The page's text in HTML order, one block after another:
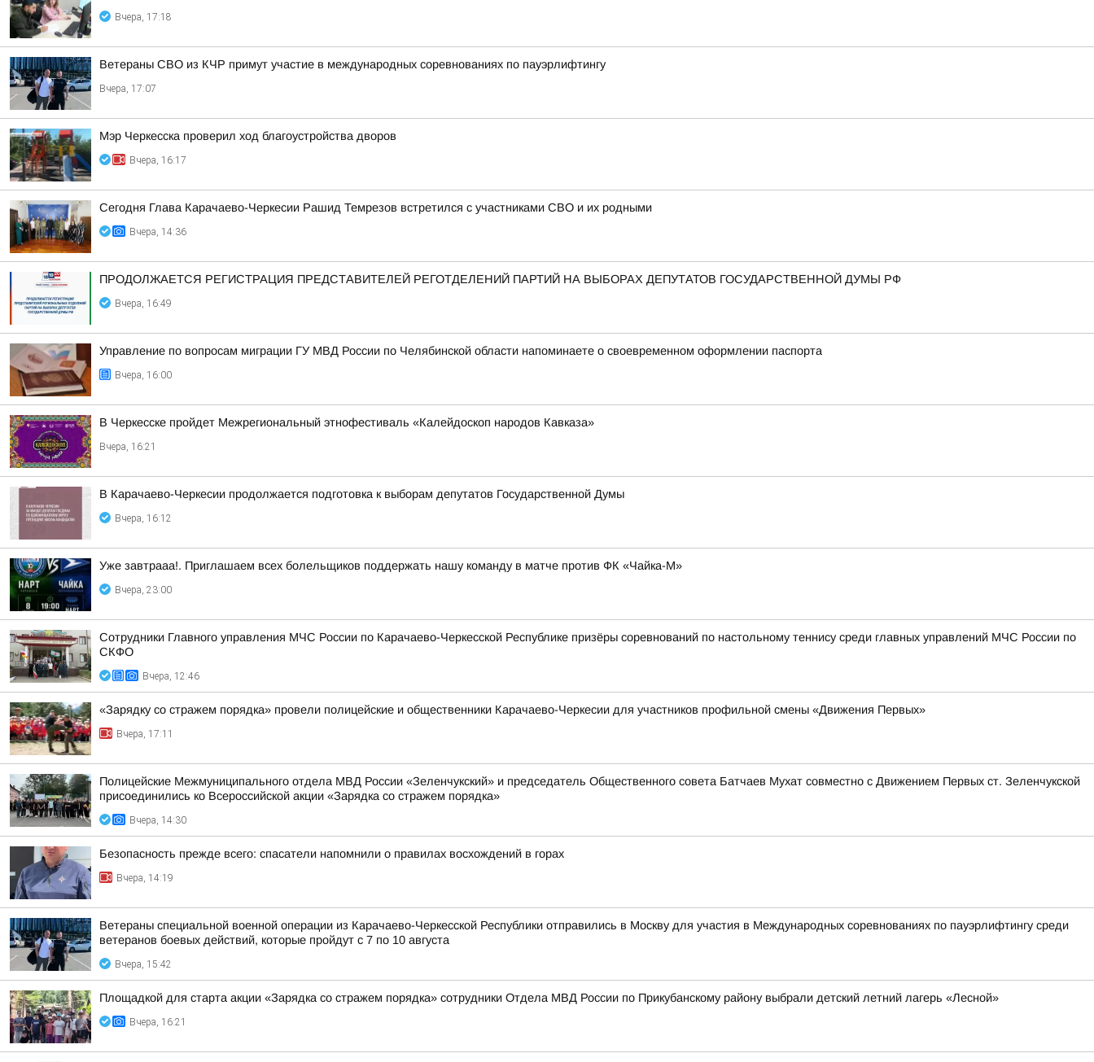
Вчера, 17:18
Ветераны СВО из КЧР примут участие в международных соревнованиях по пауэрлифтингу
Вчера, 17:07
Мэр Черкесска проверил ход благоустройства дворов
Вчера, 16:17
Сегодня Глава Карачаево-Черкесии Рашид Темрезов встретился с участниками СВО и их родными
Вчера, 14:36
ПРОДОЛЖАЕТСЯ РЕГИСТРАЦИЯ ПРЕДСТАВИТЕЛЕЙ РЕГОТДЕЛЕНИЙ ПАРТИЙ НА ВЫБОРАХ ДЕПУТАТОВ ГОСУДАРСТВЕННОЙ ДУМЫ РФ
Вчера, 16:49
Управление по вопросам миграции ГУ МВД России по Челябинской области напоминаете о своевременном оформлении паспорта
Вчера, 16:00
В Черкесске пройдет Межрегиональный этнофестиваль «Калейдоскоп народов Кавказа»
Вчера, 16:21
В Карачаево-Черкесии продолжается подготовка к выборам депутатов Государственной Думы
Вчера, 16:12
Уже завтрааа!. Приглашаем всех болельщиков поддержать нашу команду в матче против ФК «Чайка-М»
Вчера, 23:00
Сотрудники Главного управления МЧС России по Карачаево-Черкесской Республике призёры соревнований по настольному теннису среди главных управлений МЧС России по
СКФО
Вчера, 12:46
«Зарядку со стражем порядка» провели полицейские и общественники Карачаево-Черкесии для участников профильной смены «Движения Первых»
Вчера, 17:11
Полицейские Межмуниципального отдела МВД России «Зеленчукский» и председатель Общественного совета Батчаев Мухат совместно с Движением Первых ст. Зеленчукской
присоединились ко Всероссийской акции «Зарядка со стражем порядка»
Вчера, 14:30
Безопасность прежде всего: спасатели напомнили о правилах восхождений в горах
Вчера, 14:19
Ветераны специальной военной операции из Карачаево-Черкесской Республики отправились в Москву для участия в Международных соревнованиях по пауэрлифтингу среди
ветеранов боевых действий, которые пройдут с 7 по 10 августа
Вчера, 15:42
Площадкой для старта акции «Зарядка со стражем порядка» сотрудники Отдела МВД России по Прикубанскому району выбрали детский летний лагерь «Лесной»
Вчера, 16:21